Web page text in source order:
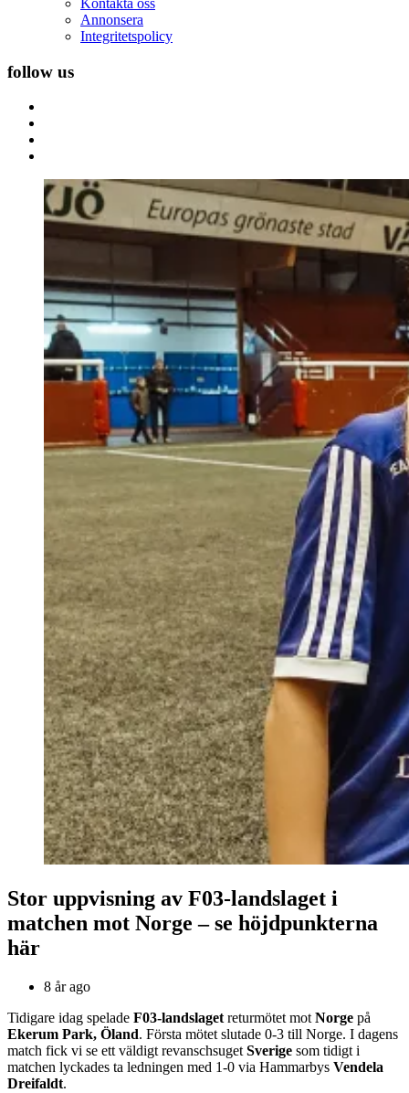
Kontakta oss
Annonsera
Integritetspolicy
follow us
Stor uppvisning av F03-landslaget i
matchen mot Norge – se höjdpunkterna
här
8 år ago
Tidigare idag spelade F03-landslaget returmötet mot Norge på
Ekerum Park, Öland. Första mötet slutade 0-3 till Norge. I dagens
match fick vi se ett väldigt revanschsuget Sverige som tidigt i
matchen lyckades ta ledningen med 1-0 via Hammarbys Vendela
Dreifaldt.